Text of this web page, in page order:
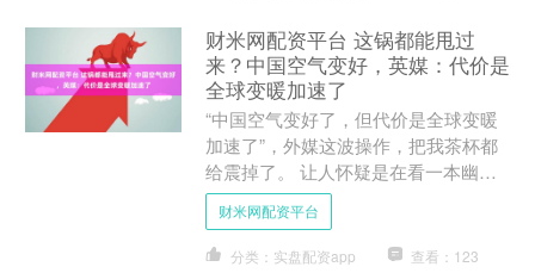
财米网配资平台 这锅都能甩过
来？中国空气变好，英媒：代价是
全球变暖加速了
“中国空气变好了，但代价是全球变暖
加速了”，外媒这波操作，把我茶杯都
给震掉了。 让人怀疑是在看一本幽默
讽刺杂志，而非所谓的“科学报道”。 中
国真把天治“蓝”了，....
财米网配资平台
分类：实盘配资app 查看：123